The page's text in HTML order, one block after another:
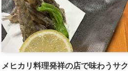
メヒカリ料理発祥の店で味わうサク